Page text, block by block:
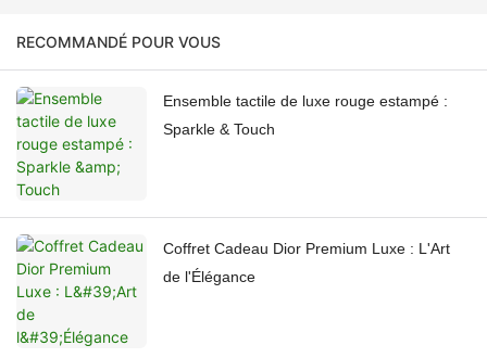
RECOMMANDÉ POUR VOUS
Ensemble tactile de luxe rouge estampé :
Sparkle & Touch
Coffret Cadeau Dior Premium Luxe : L'Art
de l'Élégance